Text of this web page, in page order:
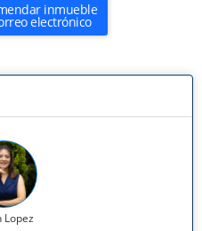
inmueble
electrónico
Lopez